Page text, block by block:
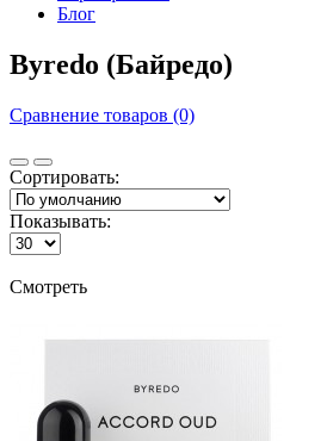
Блог
Byredo (Байредо)
Сравнение товаров (0)
Сортировать:
Показывать:
Смотреть